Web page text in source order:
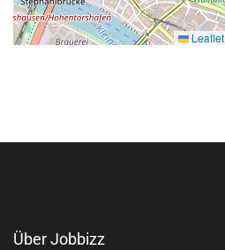
Leaflet
Über Jobbizz